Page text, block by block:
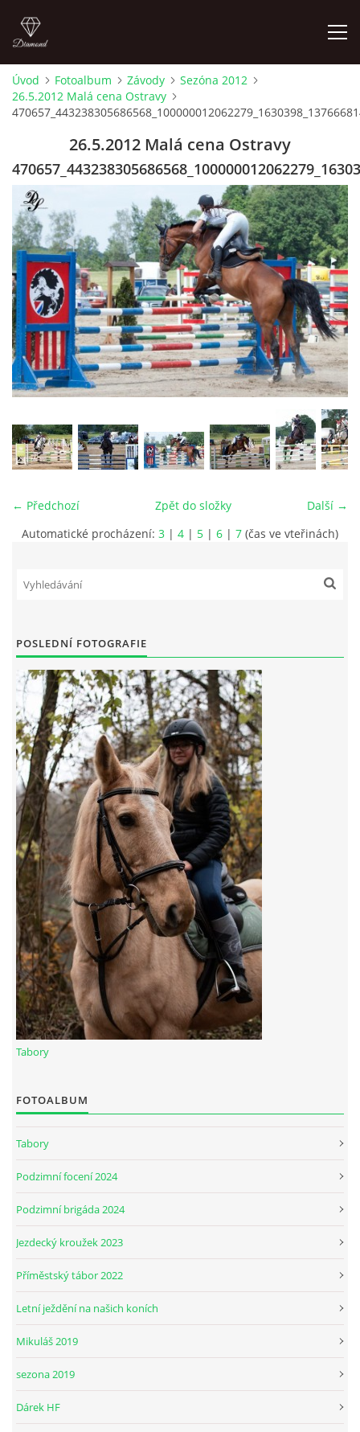
ÚVOD
AKTUALITY
KONTAKT
SLUŽBY
JEŽDĚNÍ PRO VEŘEJNOST
FOTOALBUM
VIDEA
ODKAZY
CENÍK SLUŽEB
PŘISPĚVEK ČUS KARVINA -PODPORA SPORTU V
NÁHRADNÍ TERMÍN BRIGÁDY PRO TY KTEŘÍ SE
NEDOSTAVILI NA PODZIMNÍ BRIGÁDU
ČLENOVÉ RYCHVALDU 2023
7:4 (VELKÝ PÁTEK) KROUŽEK NEBUDE
JARNÍ BRIGÁDA 20.5.2023
DNE 17.11.2023 KROUŽEK JEZDECTVÍ NENÍ
DĚKUJEME MĚSTU RYCHVALD ZA DOTACI V ROCE 2023
NABÍZÍME BRIGÁDU U NÁS VE STÁJI. PRO BLIŽŠÍ INFO
VOLEJTE 604265192
DĚKUJEME ZA PODPORU ČESKÉ UNIÍ SPORTU
PÁTEČNÍ KROUŽEK " ŠKOLA JEZDECTVÍ " BUDE ZAHÁJEN
ČLENOVÉ JK CABALLERO Z RYCHVALDU
PODZIMNÍ BRIGÁDA 4.10.2025
Úvod Fotoalbum Závody
Sezóna 2012
26.5.2012 Malá cena Ostravy
26.5.2012 Malá cena Ostravy
← Předchozí Další →
Zpět do složky
Automatické procházení: 3 | 4 | 5 | 6 | 7 (čas ve vteřinách)
POSLEDNÍ FOTOGRAFIE
Tabory
FOTOALBUM
Tabory
Podzimní focení 2024
Podzimní brigáda 2024
Jezdecký kroužek 2023
Příměstský tábor 2022
Letní ježdění na našich koních
Mikuláš 2019
sezona 2019
Dárek HF